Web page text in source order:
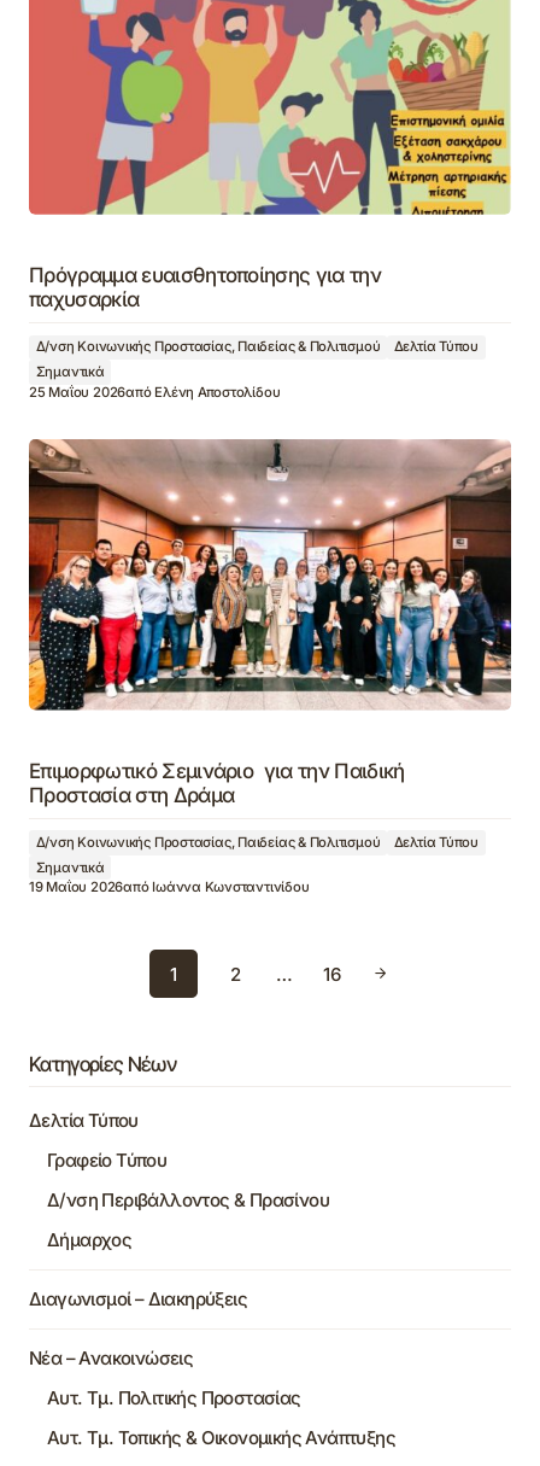
Πρόγραμμα ευαισθητοποίησης για την
παχυσαρκία
Δ/νση Κοινωνικής Προστασίας, Παιδείας & Πολιτισμού
Δελτία Τύπου
Σημαντικά
25 Μαΐου 2026από Ελένη Αποστολίδου
Επιμορφωτικό Σεμινάριο για την Παιδική
Προστασία στη Δράμα
Δ/νση Κοινωνικής Προστασίας, Παιδείας & Πολιτισμού
Δελτία Τύπου
Σημαντικά
19 Μαΐου 2026από Ιωάννα Κωνσταντινίδου
1 2 … 16
Κατηγορίες Νέων
Δελτία Τύπου
Γραφείο Τύπου
Δ/νση Περιβάλλοντος & Πρασίνου
Δήμαρχος
Διαγωνισμοί – Διακηρύξεις
Νέα – Ανακοινώσεις
Αυτ. Τμ. Πολιτικής Προστασίας
Αυτ. Τμ. Τοπικής & Οικονομικής Ανάπτυξης